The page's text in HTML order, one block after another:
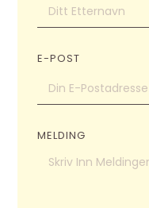
E-POST
MELDING